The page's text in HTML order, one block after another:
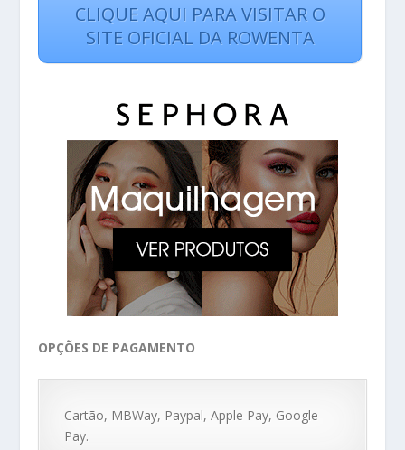
CLIQUE AQUI PARA VISITAR O
SITE OFICIAL DA ROWENTA
OPÇÕES DE PAGAMENTO
Cartão, MBWay, Paypal, Apple Pay, Google
Pay.